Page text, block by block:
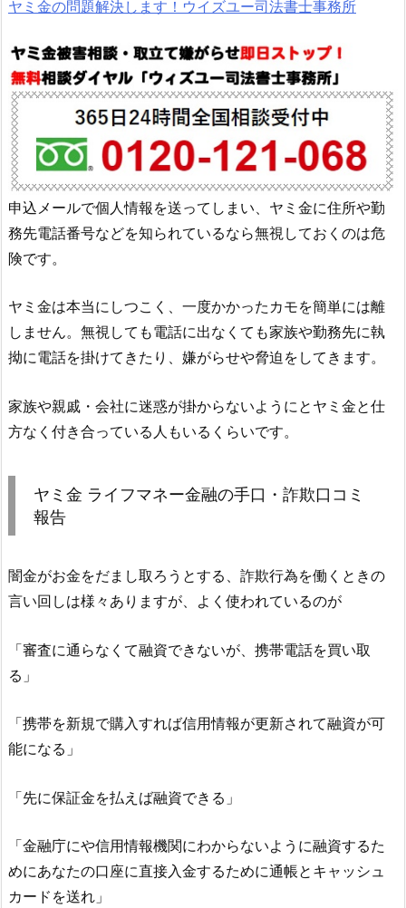
ヤミ金の問題解決します！ウイズユー司法書士事務所
申込メールで個人情報を送ってしまい、ヤミ金に住所や勤
務先電話番号などを知られているなら無視しておくのは危
険です。
ヤミ金は本当にしつこく、一度かかったカモを簡単には離
しません。無視しても電話に出なくても家族や勤務先に執
拗に電話を掛けてきたり、嫌がらせや脅迫をしてきます。
家族や親戚・会社に迷惑が掛からないようにとヤミ金と仕
方なく付き合っている人もいるくらいです。
ヤミ金 ライフマネー金融の手口・詐欺口コミ
報告
闇金がお金をだまし取ろうとする、詐欺行為を働くときの
言い回しは様々ありますが、よく使われているのが
「審査に通らなくて融資できないが、携帯電話を買い取
る」
「携帯を新規で購入すれば信用情報が更新されて融資が可
能になる」
「先に保証金を払えば融資できる」
「金融庁にや信用情報機関にわからないように融資するた
めにあなたの口座に直接入金するために通帳とキャッシュ
カードを送れ」